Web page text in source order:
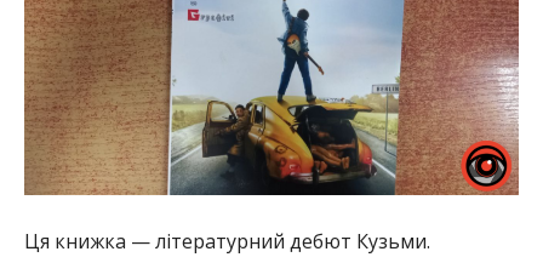
Ця книжка — літературний дебют Кузьми.